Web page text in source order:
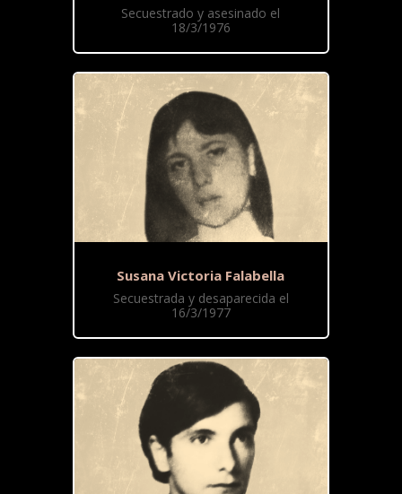
Secuestrado y asesinado el
18/3/1976
Susana Victoria Falabella
Secuestrada y desaparecida el
16/3/1977